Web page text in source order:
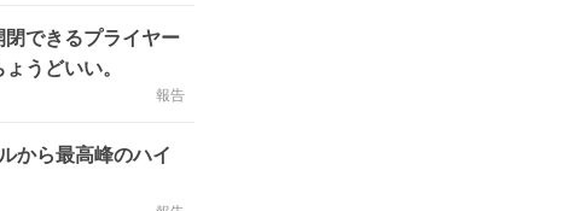
閉できるプライヤー
うどいい。
報告
から最高峰のハイ